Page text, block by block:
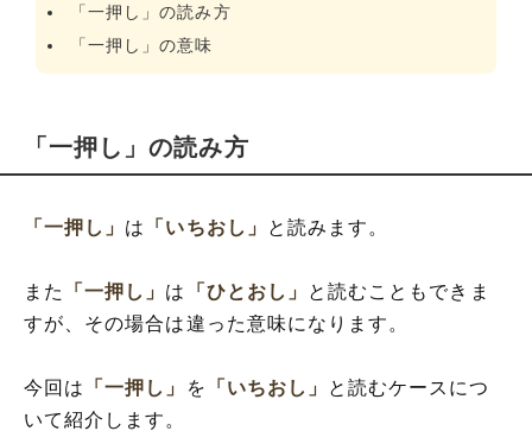
「一押し」の読み方
「一押し」の意味
「一押し」の読み方
「一押し」 は 「いちおし」 と読みます。
また 「一押し」 は 「ひとおし」
と読むこともできま
すが、その場合は違った意味になります。
今回は 「一押し」 を 「いちおし」
と読むケースにつ
いて紹介します。